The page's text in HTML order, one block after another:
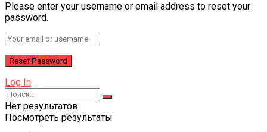
Please enter your username or email address to reset your
password.
Log In
Нет результатов
Посмотреть результаты